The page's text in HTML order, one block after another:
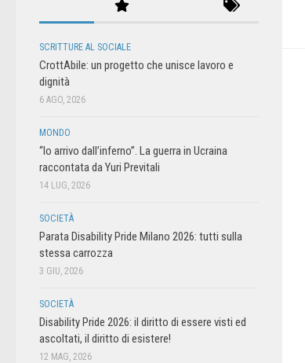
SCRITTURE AL SOCIALE
CrottAbile: un progetto che unisce lavoro e
dignità
6 AGO, 2026
MONDO
“Io arrivo dall’inferno”. La guerra in Ucraina
raccontata da Yuri Previtali
14 LUG, 2026
SOCIETÀ
Parata Disability Pride Milano 2026: tutti sulla
stessa carrozza
3 GIU, 2026
SOCIETÀ
Disability Pride 2026: il diritto di essere visti ed
ascoltati, il diritto di esistere!
12 MAG, 2026